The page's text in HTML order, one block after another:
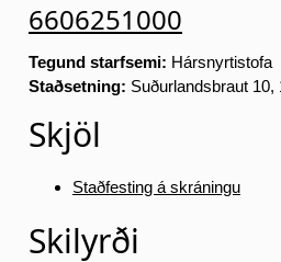
6606251000
Tegund starfsemi: Hársnyrtistofa
Staðsetning: Suðurlandsbraut
Skjöl
Staðfesting á skráningu
Skilyrði